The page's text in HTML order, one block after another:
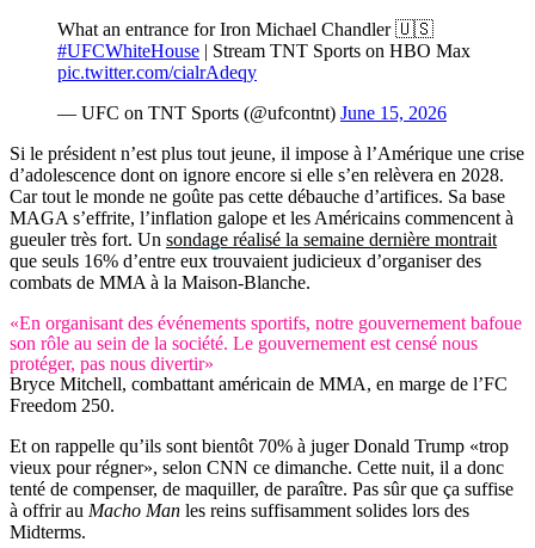
What an entrance for Iron Michael Chandler 🇺🇸
#UFCWhiteHouse | Stream TNT Sports on HBO Max
pic.twitter.com/cialrAdeqy
— UFC on TNT Sports (@ufcontnt) June 15, 2026
Si le président n’est plus tout jeune, il impose à l’Amérique une crise
d’adolescence dont on ignore encore si elle s’en relèvera en 2028.
Car tout le monde ne goûte pas cette débauche d’artifices. Sa base
MAGA s’effrite, l’inflation galope et les Américains commencent à
gueuler très fort. Un sondage réalisé la semaine dernière montrait
que seuls 16% d’entre eux trouvaient judicieux d’organiser des
combats de MMA à la Maison-Blanche.
«En organisant des événements sportifs, notre gouvernement bafoue
son rôle au sein de la société. Le gouvernement est censé nous
protéger, pas nous divertir»
Bryce Mitchell, combattant américain de MMA, en marge de l’FC
Freedom 250.
Et on rappelle qu’ils sont bientôt 70% à juger Donald Trump «trop
vieux pour régner», selon CNN ce dimanche. Cette nuit, il a donc
tenté de compenser, de maquiller, de paraître. Pas sûr que ça suffise
à offrir au Macho Man les reins suffisamment solides lors des
Midterms.